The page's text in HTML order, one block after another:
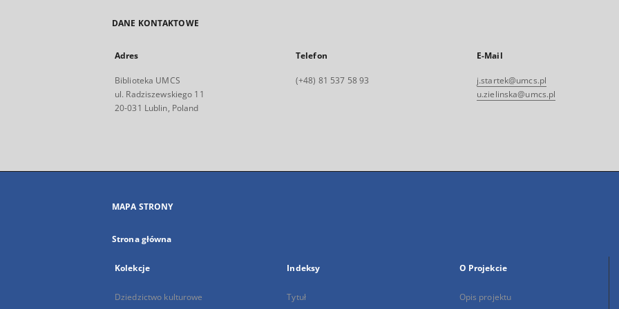
DANE KONTAKTOWE
Adres
Biblioteka UMCS
ul. Radziszewskiego 11
20-031 Lublin, Poland
Telefon
(+48) 81 537 58 93
E-Mail
j.startek@umcs.pl
u.zielinska@umcs.pl
MAPA STRONY
Strona główna
Kolekcje
Dziedzictwo kulturowe
Indeksy
Tytuł
O Projekcie
Opis projektu